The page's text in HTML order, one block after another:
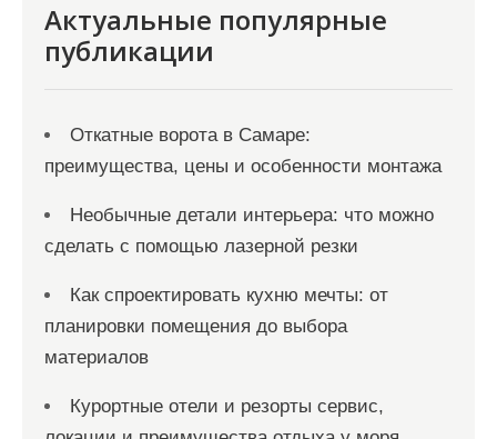
м
Актуальные популярные
публикации
Откатные ворота в Самаре:
преимущества, цены и особенности монтажа
Необычные детали интерьера: что можно
сделать с помощью лазерной резки
Как спроектировать кухню мечты: от
планировки помещения до выбора
материалов
Курортные отели и резорты сервис,